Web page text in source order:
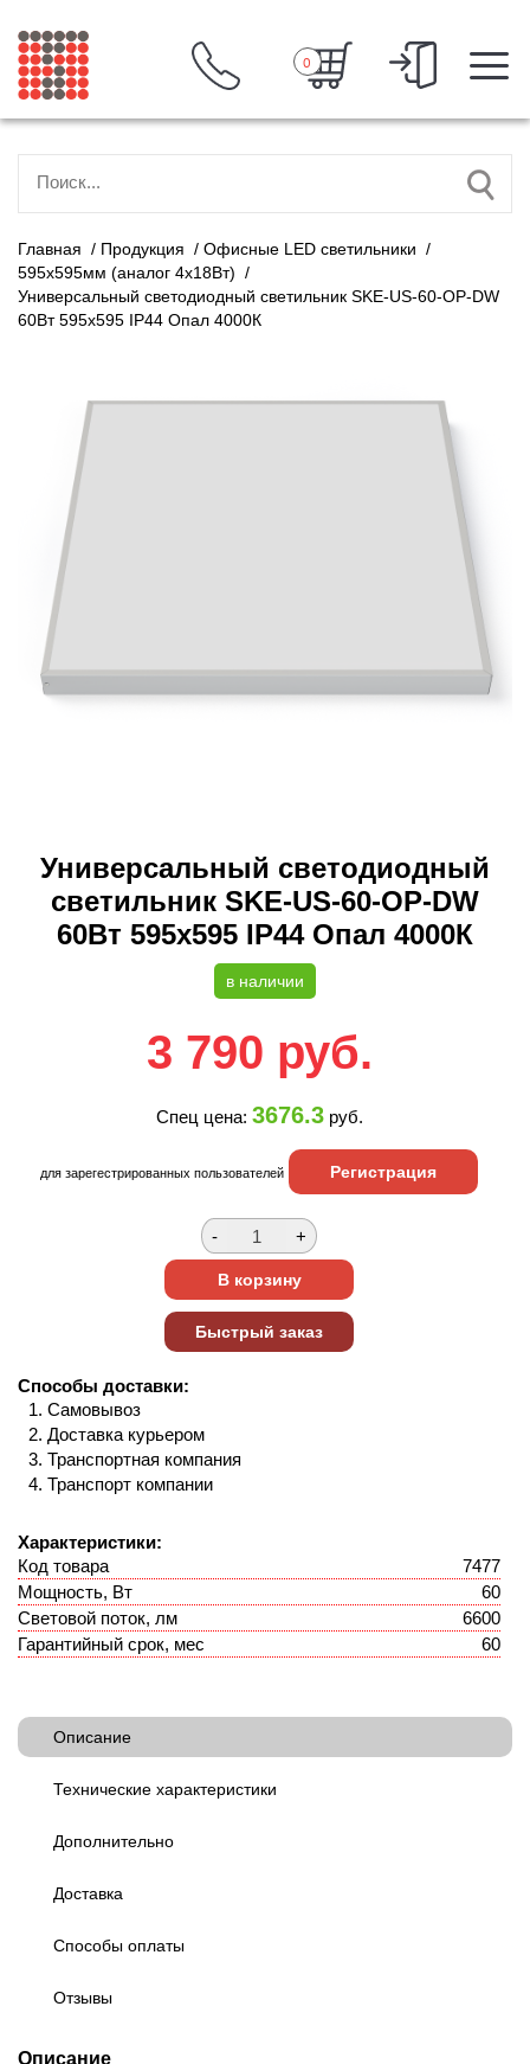
0
Главная / Продукция / Офисные LED светильники /
595х595мм (аналог 4х18Вт) /
Универсальный светодиодный светильник SKE-US-60-OP-DW
60Вт 595х595 IP44 Опал 4000К
Универсальный светодиодный
светильник SKE-US-60-OP-DW
60Вт 595х595 IP44 Опал 4000К
в наличии
3 790 руб.
Спец цена: 3676.3руб.
для зарегестрированных пользователей Регистрация
Способы доставки:
Самовывоз
Доставка курьером
Транспортная компания
Транспорт компании
Характеристики:
Код товара
7477
Мощность, Вт
60
Световой поток, лм
6600
Гарантийный срок, мес
60
Описание
Технические характеристики
Дополнительно
Доставка
Способы оплаты
Отзывы
Описание